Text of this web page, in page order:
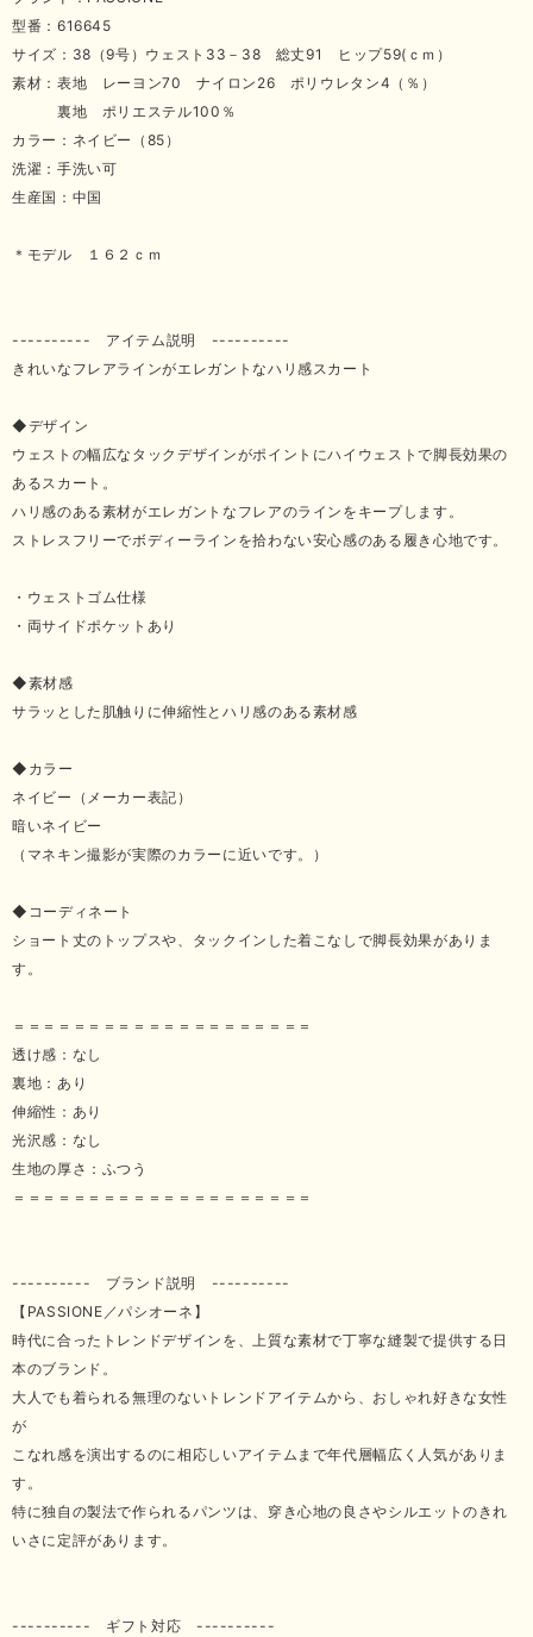
型番：616645
サイズ：38（9号）ウェスト33－38 総丈91 ヒップ59(ｃｍ）
素材：表地 レーヨン70 ナイロン26 ポリウレタン4（％）
裏地 ポリエステル100％
カラー：ネイビー（85）
洗濯：手洗い可
生産国：中国
＊モデル １６２ｃｍ
---------- アイテム説明 ----------
きれいなフレアラインがエレガントなハリ感スカート
◆デザイン
ウェストの幅広なタックデザインがポイントにハイウェストで脚長効果の
あるスカート。
ハリ感のある素材がエレガントなフレアのラインをキープします。
ストレスフリーでボディーラインを拾わない安心感のある履き心地です。
・ウェストゴム仕様
・両サイドポケットあり
◆素材感
サラッとした肌触りに伸縮性とハリ感のある素材感
◆カラー
ネイビー（メーカー表記）
暗いネイビー
（マネキン撮影が実際のカラーに近いです。）
◆コーディネート
ショート丈のトップスや、タックインした着こなしで脚長効果がありま
す。
＝＝＝＝＝＝＝＝＝＝＝＝＝＝＝＝＝＝＝＝
透け感：なし
裏地：あり
伸縮性：あり
光沢感：なし
生地の厚さ：ふつう
＝＝＝＝＝＝＝＝＝＝＝＝＝＝＝＝＝＝＝＝
---------- ブランド説明 ----------
【PASSIONE／パシオーネ】
時代に合ったトレンドデザインを、上質な素材で丁寧な縫製で提供する日
本のブランド。
大人でも着られる無理のないトレンドアイテムから、おしゃれ好きな女性
が
こなれ感を演出するのに相応しいアイテムまで年代層幅広く人気がありま
す。
特に独自の製法で作られるパンツは、穿き心地の良さやシルエットのきれ
いさに定評があります。
---------- ギフト対応 ----------